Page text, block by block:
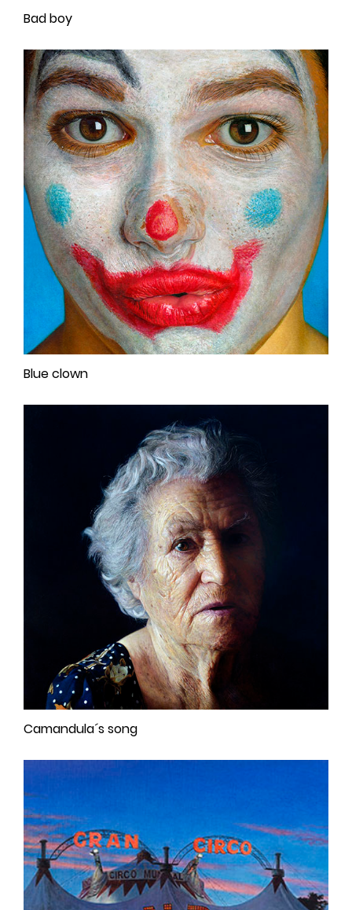
Bad boy
Blue clown
Camandula´s song